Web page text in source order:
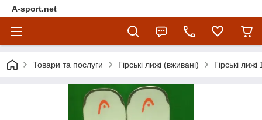
A-sport.net
Товари та послуги Гірські лижі (вживані) Гірські